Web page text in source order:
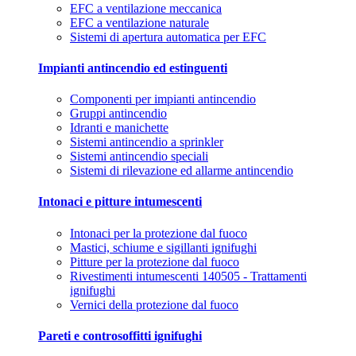
EFC a ventilazione meccanica
EFC a ventilazione naturale
Sistemi di apertura automatica per EFC
Impianti antincendio ed estinguenti
Componenti per impianti antincendio
Gruppi antincendio
Idranti e manichette
Sistemi antincendio a sprinkler
Sistemi antincendio speciali
Sistemi di rilevazione ed allarme antincendio
Intonaci e pitture intumescenti
Intonaci per la protezione dal fuoco
Mastici, schiume e sigillanti ignifughi
Pitture per la protezione dal fuoco
Rivestimenti intumescenti 140505 - Trattamenti
ignifughi
Vernici della protezione dal fuoco
Pareti e controsoffitti ignifughi